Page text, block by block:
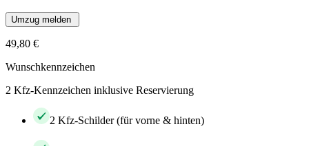
Umzug melden
49,80 €
Wunschkennzeichen
2 Kfz-Kennzeichen inklusive Reservierung
2 Kfz-Schilder (für vorne & hinten)